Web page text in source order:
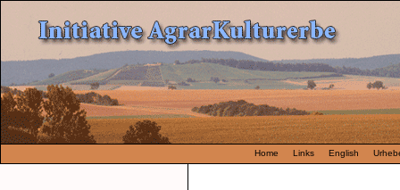
Home Links English